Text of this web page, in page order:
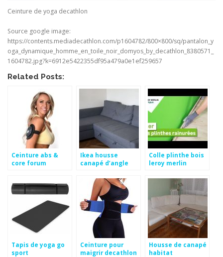
Ceinture de yoga decathlon
Source google image:
https://contents.mediadecathlon.com/p1604782/800×800/sq/pantalon_y
oga_dynamique_homme_en_toile_noir_domyos_by_decathlon_8380571_
1604782.jpg?k=6912e5422355df95a479a0e1ef259657
Related Posts:
Ceinture abs &
core forum
Ikea housse
canapé d’angle
Colle plinthe bois
leroy merlin
Tapis de yoga go
sport
Ceinture pour
maigrir decathlon
Housse de canapé
habitat